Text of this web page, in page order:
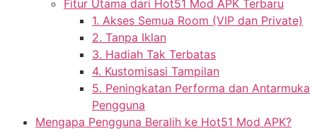
Fitur Utama dari Hot51 Mod APK Terbaru
1. Akses Semua Room (VIP dan Private)
2. Tanpa Iklan
3. Hadiah Tak Terbatas
4. Kustomisasi Tampilan
5. Peningkatan Performa dan Antarmuka
Pengguna
Mengapa Pengguna Beralih ke Hot51 Mod APK?